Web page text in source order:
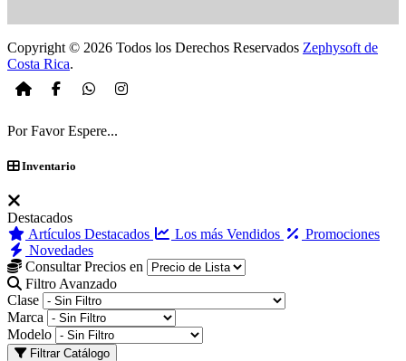
Copyright © 2026 Todos los Derechos Reservados Zephysoft de
Costa Rica.
Por Favor Espere...
Inventario
Destacados
Artículos Destacados
Los más Vendidos
Promociones
Novedades
Consultar Precios en
Filtro Avanzado
Clase
Marca
Modelo
Filtrar Catálogo